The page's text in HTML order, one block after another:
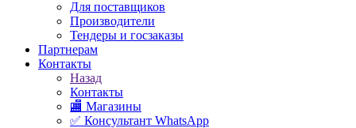
Для поставщиков
Производители
Тендеры и госзаказы
Партнерам
Контакты
Назад
Контакты
🏬 Магазины
✅️ Консультант WhatsApp